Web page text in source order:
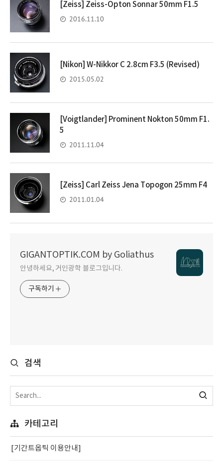
[Zeiss] Zeiss-Opton Sonnar 50mm F1.5
2016.11.10
[Nikon] W-Nikkor C 2.8cm F3.5 (Revised)
2015.05.02
[Voigtlander] Prominent Nokton 50mm F1.
5
2011.11.04
[Zeiss] Carl Zeiss Jena Topogon 25mm F4
2011.01.04
GIGANTOPTIK.COM by Goliathus
안녕하세요, 거인광학 블로그입니다.
구독하기
검색
카테고리
[기간트옵틱 이용안내]